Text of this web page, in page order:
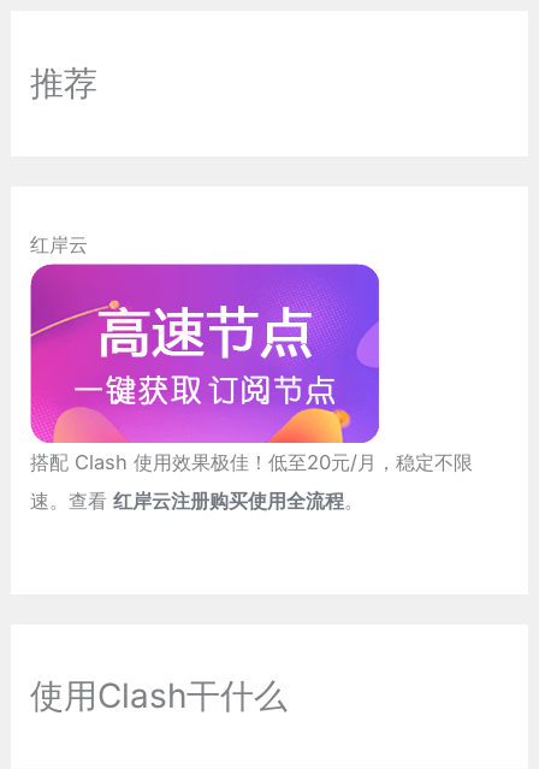
推荐
红岸云
搭配 Clash 使用效果极佳！低至20元/月，稳定不限
速。查看红岸云注册购买使用全流程。
使用Clash干什么